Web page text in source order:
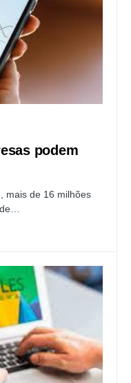
podem
mais de 16 milhões